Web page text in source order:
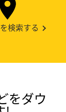
検索する
をダウ